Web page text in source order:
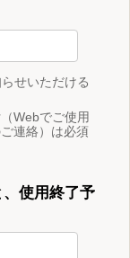
せいただける
Webでご使用
連絡）は必須
使用終了予